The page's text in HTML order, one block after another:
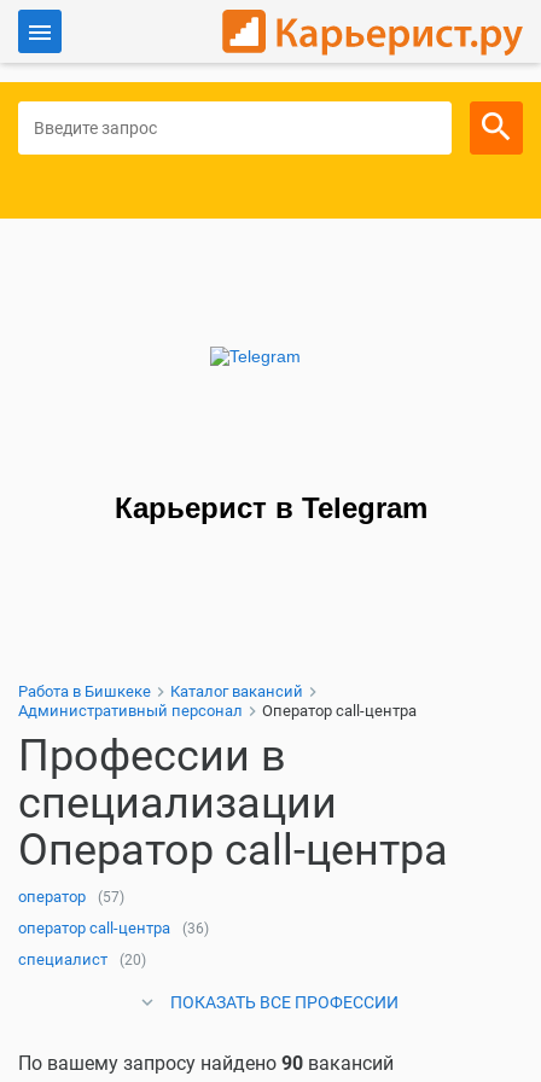
Для работодателей
Карьерист в Telegram
Работа в Бишкеке
Каталог вакансий
Административный персонал
Оператор call-центра
Профессии в
специализации
Оператор call-центра
оператор (57)
оператор call-центра (36)
специалист (20)
ПОКАЗАТЬ ВСЕ ПРОФЕССИИ
По вашему запросу найдено 90 вакансий